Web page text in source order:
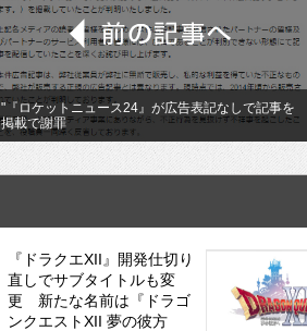
"『ロケットニュース24』が広告表記なしで記事を
掲載で謝罪
『ドラクエXII』開発仕切り
直しでサブタイトルも変
更 新たな名前は『ドラゴ
ンクエストXII 夢の彼方